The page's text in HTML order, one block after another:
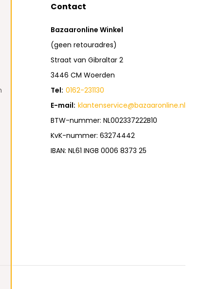
Contact
Bazaaronline Winkel
(geen retouradres)
Straat van Gibraltar 2
3446 CM Woerden
Tel: 0162-231130
E-mail: klantenservice@bazaaronline.nl
BTW-nummer: NL002337222B10
KvK-nummer: 63274442
IBAN: NL61 INGB 0006 8373 25